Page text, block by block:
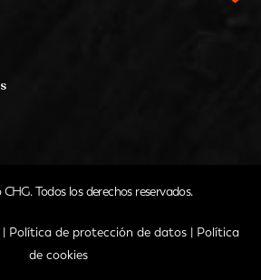
Todos los derechos reservados.
| Política de protección de datos | Política
de cookies